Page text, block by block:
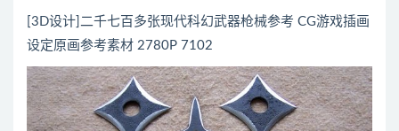
[3D设计]二千七百多张现代科幻武器枪械参考 CG游戏插画
设定原画参考素材 2780P 7102